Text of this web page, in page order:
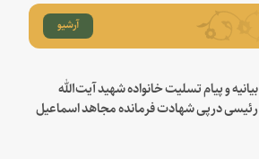
آرشیو
بیانیه و پیام تسلیت خانواده شهید آیت‌الله
رئیسی درپی شهادت فرمانده مجاهد اسماعیل